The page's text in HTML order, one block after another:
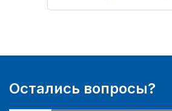
Остались вопросы?